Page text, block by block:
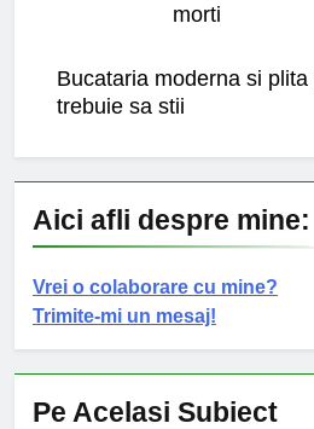
morti
Bucataria moderna si
trebuie sa stii
Aici afli despre mine:
Vrei o colaborare cu mine?
Trimite-mi un mesaj!
Pe Acelasi Subiect